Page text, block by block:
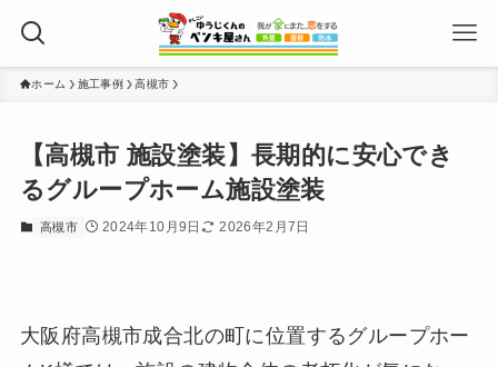
ホーム 施工事例 高槻市
【高槻市 施設塗装】長期的に安心でき
るグループホーム施設塗装
高槻市 2024年10月9日 2026年2月7日
大阪府高槻市成合北の町に位置するグループホー